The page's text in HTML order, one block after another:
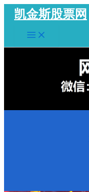
容
凯金斯股票网
Main
Menu